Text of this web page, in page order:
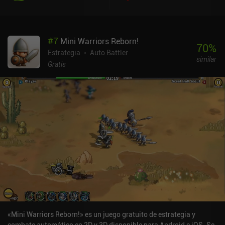
#7 Mini Warriors Reborn!
Estrategia
Auto Battler
Gratis
70%
similar
«Mini Warriors Reborn!» es un juego gratuito de estrategia y